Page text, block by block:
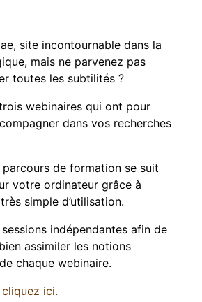
site incontournable dans la
mais ne parvenez pas
toutes les subtilités ?
webinaires qui ont pour
dans vos recherches
de formation se suit
votre ordinateur grâce à
simple d’utilisation.
indépendantes afin de
assimiler les notions
chaque webinaire.
ici.